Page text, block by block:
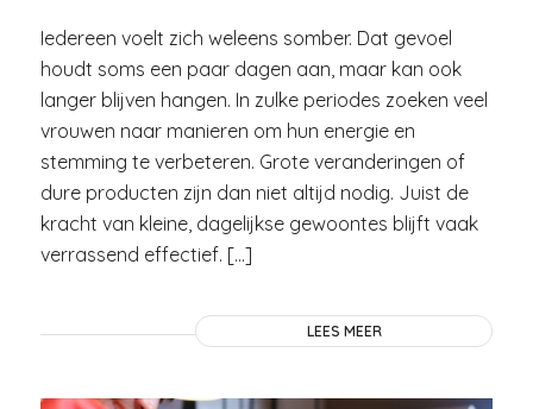
Iedereen voelt zich weleens somber. Dat gevoel
houdt soms een paar dagen aan, maar kan ook
langer blijven hangen. In zulke periodes zoeken veel
vrouwen naar manieren om hun energie en
stemming te verbeteren. Grote veranderingen of
dure producten zijn dan niet altijd nodig. Juist de
kracht van kleine, dagelijkse gewoontes blijft vaak
verrassend effectief. […]
LEES MEER